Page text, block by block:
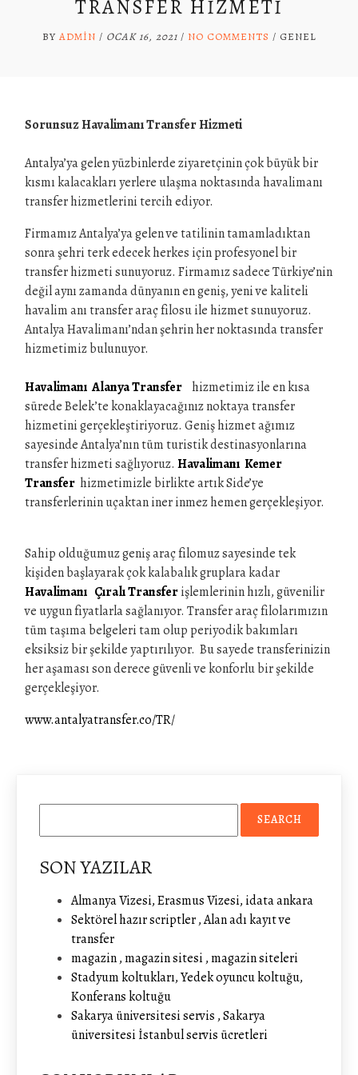
TRANSFER HIZMETI
BY ADMIN / OCAK 16, 2021/ NO COMMENTS / GENEL
Sorunsuz Havalimanı Transfer Hizmeti
Antalya’ya gelen yüzbinlerde ziyaretçinin çok büyük bir
kısmı kalacakları yerlere ulaşma noktasında havalimanı
transfer hizmetlerini tercih ediyor.
Firmamız Antalya’ya gelen ve tatilinin tamamladıktan
sonra şehri terk edecek herkes için profesyonel bir
transfer hizmeti sunuyoruz. Firmamız sadece Türkiye’nin
değil aynı zamanda dünyanın en geniş, yeni ve kaliteli
havalim anı transfer araç filosu ile hizmet sunuyoruz.
Antalya Havalimanı’ndan şehrin her noktasında transfer
hizmetimiz bulunuyor.
Havalimanı Alanya Transfer hizmetimiz ile en kısa
sürede Belek’te konaklayacağınız noktaya transfer
hizmetini gerçekleştiriyoruz. Geniş hizmet ağımız
sayesinde Antalya’nın tüm turistik destinasyonlarına
transfer hizmeti sağlıyoruz. Havalimanı Kemer
Transfer hizmetimizle birlikte artık Side’ye
transferlerinin uçaktan iner inmez hemen gerçekleşiyor.
Sahip olduğumuz geniş araç filomuz sayesinde tek
kişiden başlayarak çok kalabalık gruplara kadar
Havalimanı Çıralı Transferişlemlerinin hızlı, güvenilir
ve uygun fiyatlarla sağlanıyor. Transfer araç filolarımızın
tüm taşıma belgeleri tam olup periyodik bakımları
eksiksiz bir şekilde yaptırılıyor. Bu sayede transferinizin
her aşaması son derece güvenli ve konforlu bir şekilde
gerçekleşiyor.
www.antalyatransfer.co/TR/
SON YAZILAR
Almanya Vizesi, Erasmus Vizesi, idata ankara
Sektörel hazır scriptler , Alan adı kayıt ve
transfer
magazin , magazin sitesi , magazin siteleri
Stadyum koltukları, Yedek oyuncu koltuğu,
Konferans koltuğu
Sakarya üniversitesi servis , Sakarya
üniversitesi İstanbul servis ücretleri